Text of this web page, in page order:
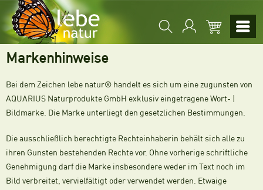
Markenhinweise
Bei dem Zeichen lebe natur® handelt es sich um eine zugunsten von
AQUARIUS Naturprodukte GmbH exklusiv eingetragene Wort- |
Bildmarke. Die Marke unterliegt den gesetzlichen Bestimmungen.
Die ausschließlich berechtigte Rechteinhaberin behält sich alle zu
ihren Gunsten bestehenden Rechte vor. Ohne vorherige schriftliche
Genehmigung darf die Marke insbesondere weder im Text noch im
Bild verbreitet, vervielfältigt oder verwendet werden. Etwaige